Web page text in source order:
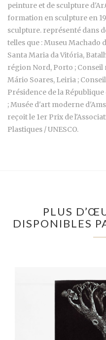
peinture et de sculpture
formation en sculpture en
sculpture. représenté dans
telles que : Museu Machado
Santa Maria da Vitória,
région Nord, Porto ;
Mário Soares, Leiria ;
Présidence de la
; Musée d'art moderne
reçoit le 1er Prix de
Plastiques / UNESCO.
PLUS
DISPONIBLES